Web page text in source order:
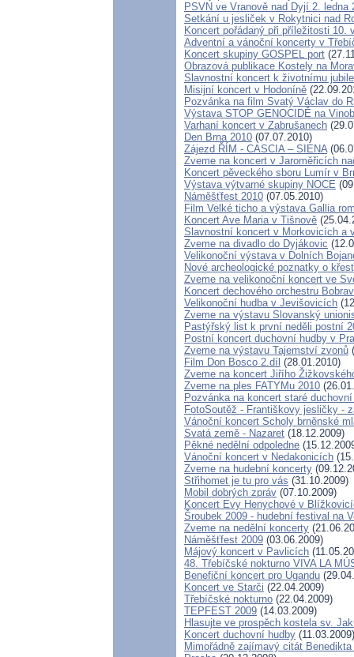
PSVN ve Vranově nad Dyjí 2. ledna
Setkání u jesliček v Rokytnici nad
Koncert pořádaný při příležitosti
Adventní a vánoční koncerty v
Koncert skupiny GOSPEL port
Obrazová publikace Kostely na
Slavnostní koncert k životnímu
Misijní koncert v Hodoníně
Pozvánka na film Svatý Václav do
Výstava STOP GENOCIDĚ na
Varhaní koncert v Zabrušanech
Den Brna 2010 (07.07.2010)
Zájezd ŘÍM - CASCIA – SIENA
Zveme na koncert v Jaroměřicích
Koncert pěveckého sboru Lumír v
Výstava výtvarné skupiny NOCE
Náměšťfest 2010 (07.05.2010)
Film Velké ticho a výstava Gallia
Koncert Ave Maria v Tišnově
Slavnostní koncert v Morkovicích a
Zveme na divadlo do Dyjákovic
Velikonoční výstava v Dolních
Nové archeologické poznatky o
Zveme na velikonoční koncert ve
Koncert dechového orchestru
Velikonoční hudba v Jevišovicích
Zveme na výstavu Slovanský
Pastýřský list k první neděli postní
Postní koncert duchovní hudby v
Zveme na výstavu Tajemství zvonů
Film Don Bosco 2.díl (28.01.2010)
Zveme na koncert Jiřího
Zveme na ples FATYMu 2010
Pozvánka na koncert staré
FotoSoutěž - Františkovy jesličky -
Vánoční koncert Scholy brněnské
Svatá země - Nazaret (18.12.2009)
Pěkné nedělní odpoledne
Vánoční koncert v Nedakonicích
Zveme na hudební koncerty
Střihomet je tu pro vás (31.10.2009)
Mobil dobrých zpráv (07.10.2009)
Koncert Evy Henychové v
Šroubek 2009 - hudební festival na
Zveme na nedělní koncerty
Náměšťfest 2009 (03.06.2009)
Májový koncert v Pavlicích
48. Třebíčské nokturno VIVA LA
Benefiční koncert pro Ugandu
Koncert ve Starči (22.04.2009)
Třebíčské nokturno (22.04.2009)
TEPFEST 2009 (14.03.2009)
Hlasujte ve prospěch kostela sv.
Koncert duchovní hudby (11.03.2009)
Mimořádně zajímavý citát